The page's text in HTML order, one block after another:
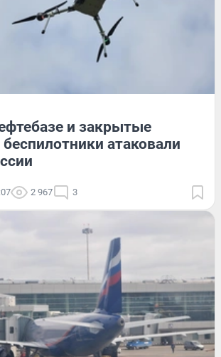
и закрытые
атаковали
2 967 3